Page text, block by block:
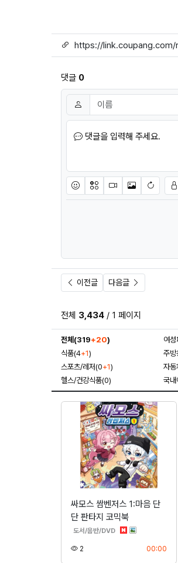
링크
댓글 0
댓글쓰기
이름 필수
댓글을 입력해 주세요.
이모티콘아이콘동영상이미지새댓글
이전글 다음글
전체 3,434 / 1 페이지
전체(319+20) 여
식품(4+1) 주
스포츠/레저(0+1) 자
헬스/건강식품(0)
국
싸모스 쌈벤저스 1:마음 단
단 판타지 코믹북
도서/음반/DVD분류
2 00:00등록